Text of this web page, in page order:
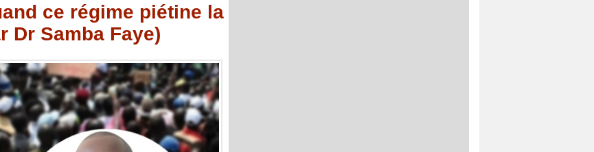
ce régime piétine la
Dr Samba Faye)